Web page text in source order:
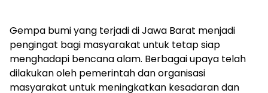
Gempa bumi yang terjadi di Jawa Barat menjadi
pengingat bagi masyarakat untuk tetap siap
menghadapi bencana alam. Berbagai upaya telah
dilakukan oleh pemerintah dan organisasi
masyarakat untuk meningkatkan kesadaran dan